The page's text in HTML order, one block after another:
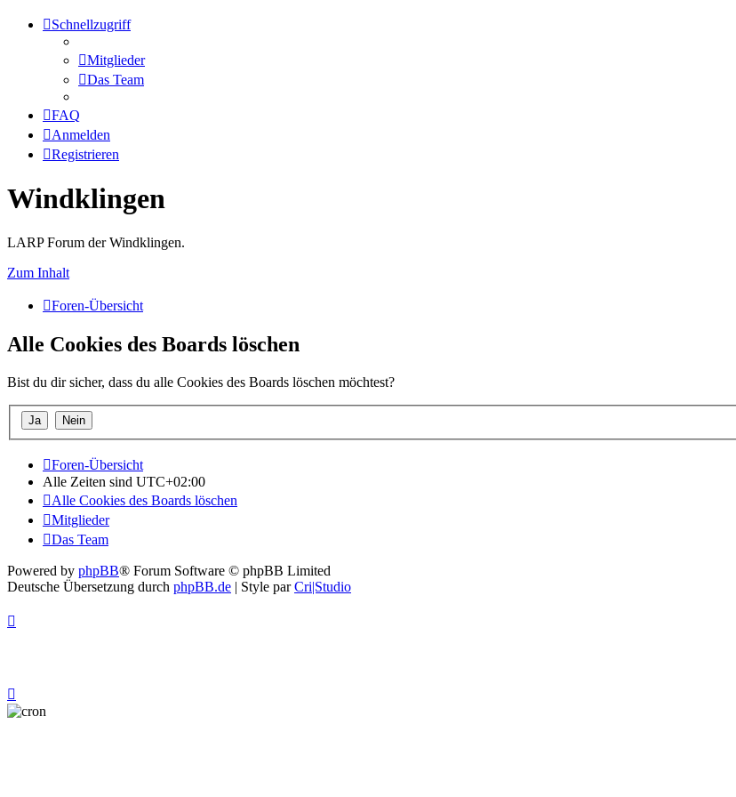
Schnellzugriff
Mitglieder
Das Team
FAQ
Anmelden
Registrieren
Windklingen
LARP Forum der Windklingen.
Zum Inhalt
Foren-Übersicht
Alle Cookies des Boards löschen
Bist du dir sicher, dass du alle Cookies des Boards löschen möchtest?
Foren-Übersicht
Alle Zeiten sind UTC+02:00
Alle Cookies des Boards löschen
Mitglieder
Das Team
Powered by phpBB® Forum Software © phpBB Limited
Deutsche Übersetzung durch phpBB.de | Style parCri|Studio